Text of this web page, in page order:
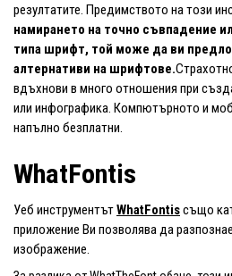
резултатите. Предимството на този
намирането на точно съвпадение
типа шрифт, той може да ви
алтернативи на шрифтове.
вдъхнови в много отношения при
или инфографика. Компютърното и
напълно безплатни.
WhatFontis
Уеб инструментътWhatFontisсъщо
приложение Ви позволява да
изображение.